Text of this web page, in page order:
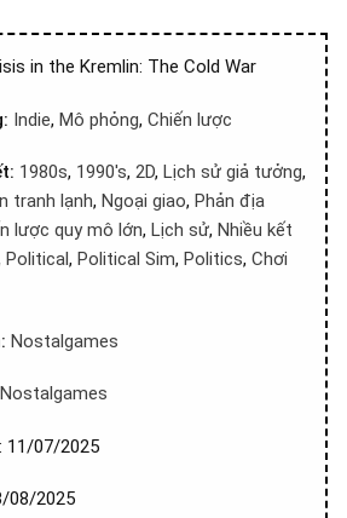
in the Kremlin: The Cold War
Indie, Mô phỏng, Chiến lược
1980s, 1990's, 2D, Lịch sử giả tưởng,
tranh lạnh, Ngoại giao, Phản địa
lược quy mô lớn, Lịch sử, Nhiều kết
Political, Political Sim, Politics, Chơi
Nostalgames
Nostalgames
11/07/2025
08/2025